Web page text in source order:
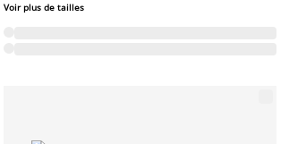
Voir plus de tailles